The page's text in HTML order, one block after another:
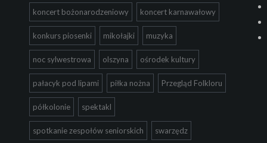
koncert bożonarodzeniowy koncert karnawałowy
konkurs piosenki mikołajki muzyka
noc sylwestrowa olszyna ośrodek kultury
pałacyk pod lipami piłka nożna Przegląd Folkloru
półkolonie spektakl
spotkanie zespołów seniorskich swarzędz